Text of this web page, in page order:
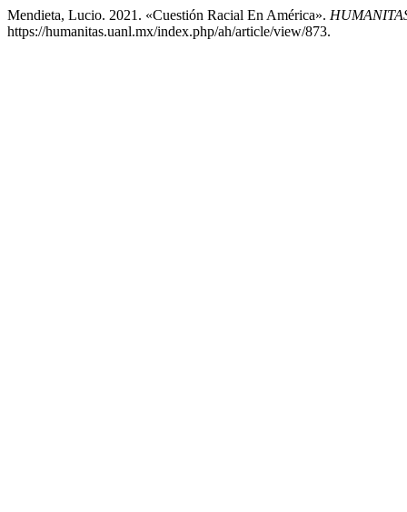
Mendieta, Lucio. 2021. «Cuestión Racial En América».
https://humanitas.uanl.mx/index.php/ah/article/view/873.